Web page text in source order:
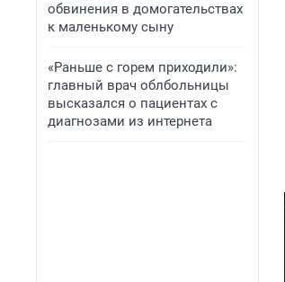
обвинения в домогательствах
к маленькому сыну
«Раньше с горем приходили»:
главный врач облбольницы
высказался о пациентах с
диагнозами из интернета